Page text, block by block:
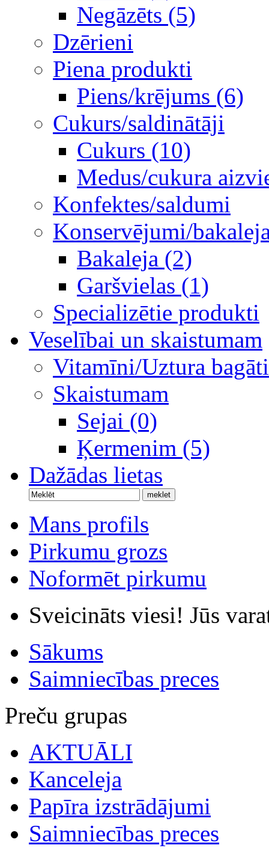
Negāzēts (5)
Dzērieni
Piena produkti
Piens/krējums (6)
Cukurs/saldinātāji
Cukurs (10)
Medus/cukura
Konfektes/saldumi
Konservējumi/
Bakaleja (2)
Garšvielas (1)
Specializētie produkti
Veselībai un skaistumam
Vitamīni/Uztura
Skaistumam
Sejai (0)
Ķermenim (5)
Dažādas lietas
Mans profils
Pirkumu grozs
Noformēt pirkumu
Sveicināts viesi! Jūs
Sākums
Saimniecības preces
Preču grupas
AKTUĀLI
Kanceleja
Papīra izstrādājumi
Saimniecības preces